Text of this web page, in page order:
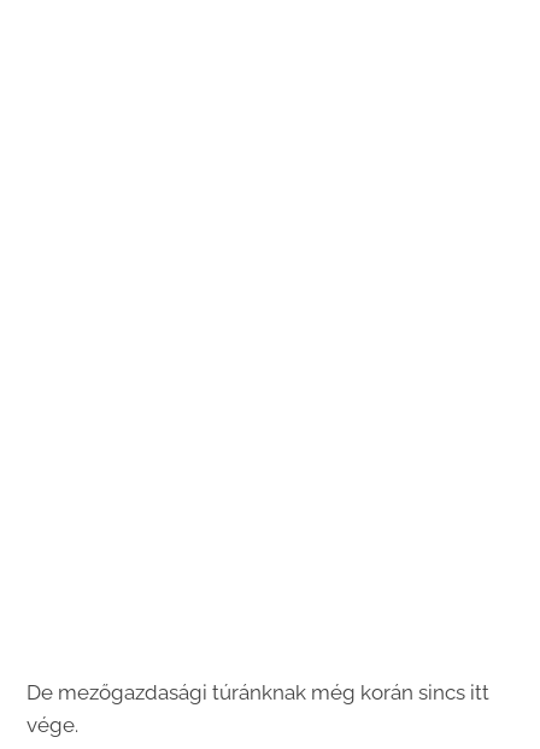
De mezőgazdasági túránknak még korán sincs itt
vége.